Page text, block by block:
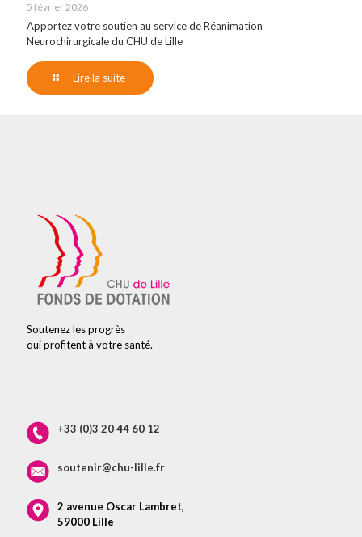
5 février 2026
Apportez votre soutien au service de Réanimation
Neurochirurgicale du CHU de Lille
Lire la suite
Soutenez les progrès
qui profitent à votre santé.
+33 (0)3 20 44 60 12
soutenir@chu-lille.fr
2 avenue Oscar Lambret,
59000 Lille